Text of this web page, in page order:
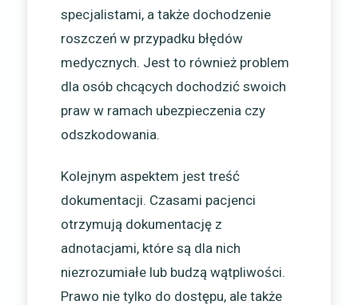
specjalistami, a także dochodzenie
roszczeń w przypadku błędów
medycznych. Jest to również problem
dla osób chcących dochodzić swoich
praw w ramach ubezpieczenia czy
odszkodowania.
Kolejnym aspektem jest treść
dokumentacji. Czasami pacjenci
otrzymują dokumentację z
adnotacjami, które są dla nich
niezrozumiałe lub budzą wątpliwości.
Prawo nie tylko do dostępu, ale także